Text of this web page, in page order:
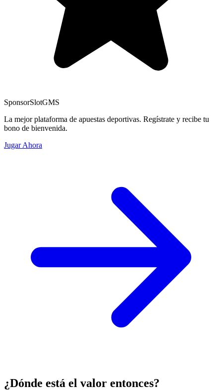
SponsorSlotGMS
La mejor plataforma de apuestas deportivas. Regístrate y recibe tu
bono de bienvenida.
Jugar Ahora
¿Dónde está el valor entonces?